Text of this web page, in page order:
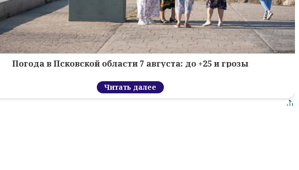
Погода в Псковской области 7 августа: до +25 и грозы
Читать далее